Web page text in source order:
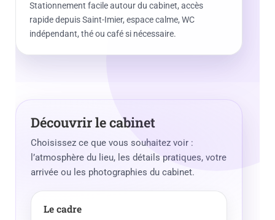
Stationnement facile autour du cabinet, accès
rapide depuis Saint-Imier, espace calme, WC
indépendant, thé ou café si nécessaire.
Découvrir le cabinet
Choisissez ce que vous souhaitez voir :
l’atmosphère du lieu, les détails pratiques, votre
arrivée ou les photographies du cabinet.
Le cadre